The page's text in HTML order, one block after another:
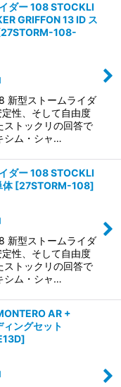
ダー 108 STOCKLI
GRIFFON 13 ID ス
27STORM-108-
新型ストームライダ
性、そして自由度
ストックリの回答で
シム・シャ…
ダー 108 STOCKLI
体 [27STORM-108]
新型ストームライダ
性、そして自由度
ストックリの回答で
シム・シャ…
AR +
ングセット
]